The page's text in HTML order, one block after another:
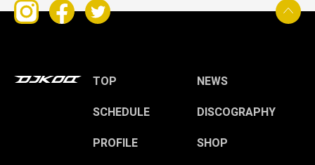
TOP
NEWS
SCHEDULE
DISCOGRAPHY
PROFILE
SHOP